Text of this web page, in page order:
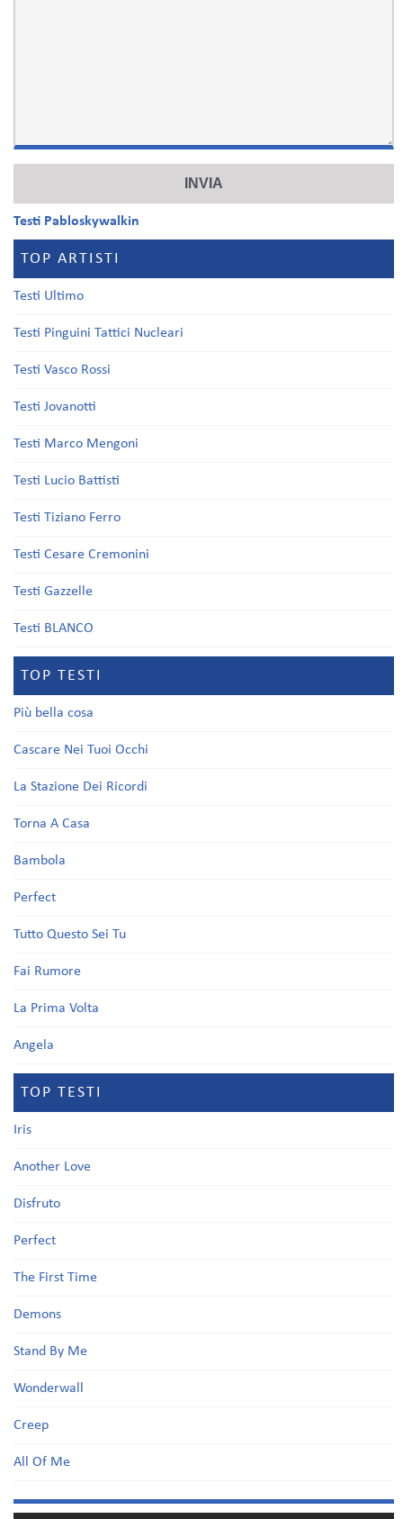
Testi Pabloskywalkin
TOP ARTISTI
Testi Ultimo
Testi Pinguini Tattici Nucleari
Testi Vasco Rossi
Testi Jovanotti
Testi Marco Mengoni
Testi Lucio Battisti
Testi Tiziano Ferro
Testi Cesare Cremonini
Testi Gazzelle
Testi BLANCO
TOP TESTI
Più bella cosa
Cascare Nei Tuoi Occhi
La Stazione Dei Ricordi
Torna A Casa
Bambola
Perfect
Tutto Questo Sei Tu
Fai Rumore
La Prima Volta
Angela
TOP TESTI
Iris
Another Love
Disfruto
Perfect
The First Time
Demons
Stand By Me
Wonderwall
Creep
All Of Me